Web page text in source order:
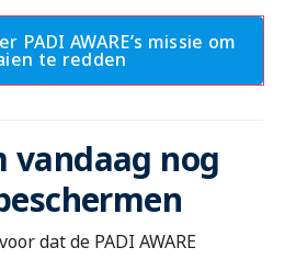
PADI AWARE’s missie om
te redden
vandaag nog
dat de PADI AWARE